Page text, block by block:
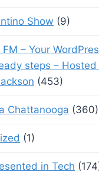
Show (9)
– Your
steps – Hosted
(453)
Chattanooga (360)
(1)
in Tech